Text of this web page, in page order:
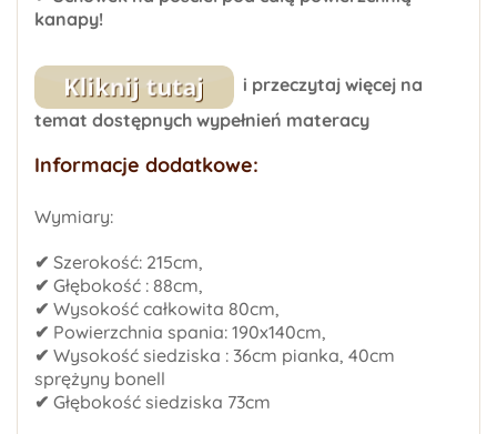
kanapy!
i przeczytaj więcej na
temat dostępnych wypełnień materacy
Informacje dodatkowe:
Wymiary:
✔ Szerokość: 215cm,
✔ Głębokość : 88cm,
✔ Wysokość całkowita 80cm,
✔ Powierzchnia spania: 190x140cm,
✔ Wysokość siedziska : 36cm pianka, 40cm
sprężyny bonell
✔ Głębokość siedziska 73cm